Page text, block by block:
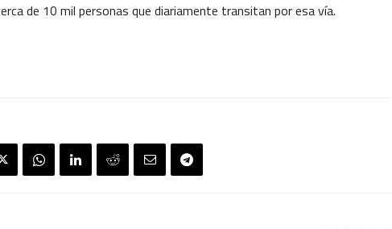
de 10 mil personas que diariamente transitan por esa vía.